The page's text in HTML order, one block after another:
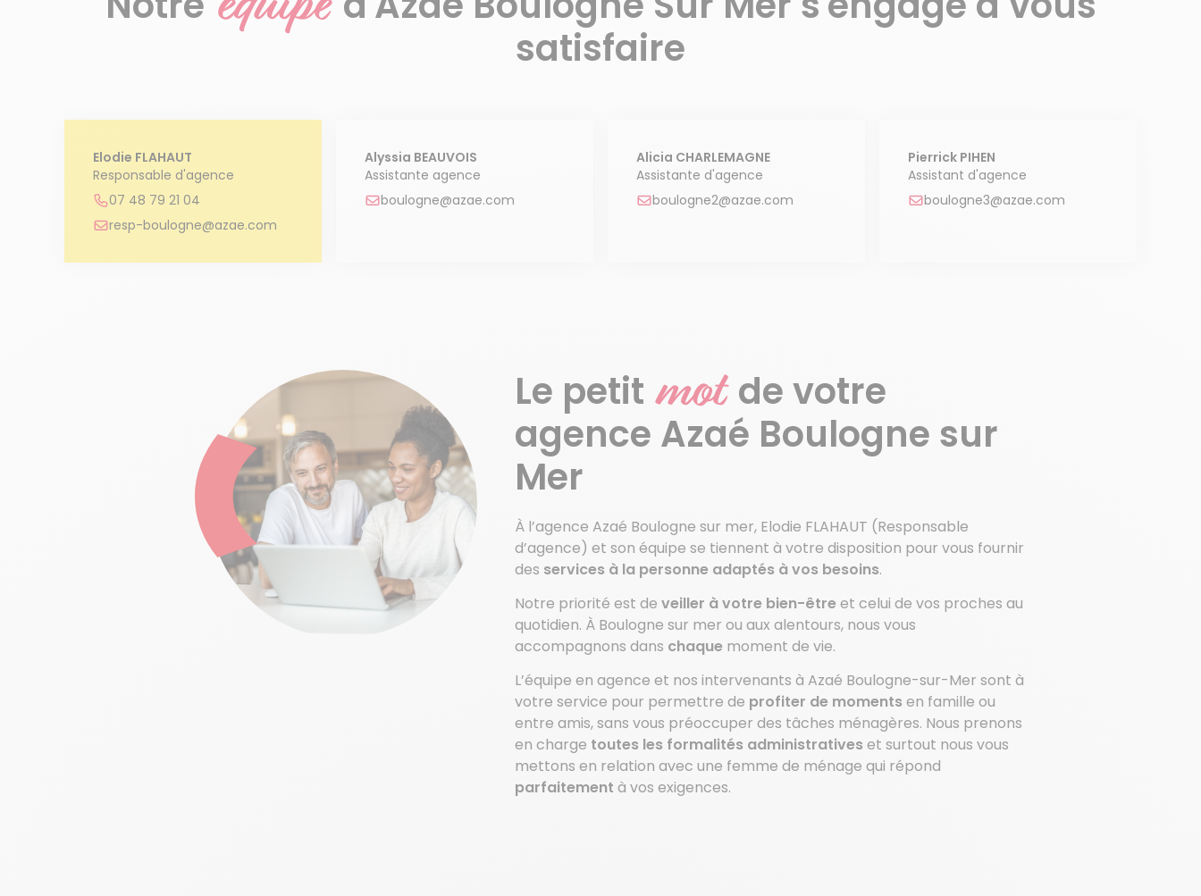
satisfaire
Elodie FLAHAUT
Responsable d'agence
07 48 79 21 04
resp-boulogne@azae.com
Alyssia BEAUVOIS
Assistante agence
boulogne@azae.com
Alicia CHARLEMAGNE
Assistante d'agence
boulogne2@azae.com
Pierrick PIHEN
Assistant d'agence
boulogne3@azae.com
Le petit motde votre
agence Azaé Boulogne sur
Mer
À l’agence Azaé Boulogne sur mer, Elodie FLAHAUT (Responsable
d’agence) et son équipe se tiennent à votre disposition pour vous fournir
des services à la personne adaptés à vos besoins.
Notre priorité est de veiller à votre bien-être et celui de vos proches au
quotidien. À Boulogne sur mer ou aux alentours, nous vous
accompagnons dans chaque moment de vie.
L’équipe en agence et nos intervenants à Azaé Boulogne-sur-Mer sont à
votre service pour permettre de profiter de moments en famille ou
entre amis, sans vous préoccuper des tâches ménagères. Nous prenons
en charge toutes les formalités administratives et surtout nous vous
mettons en relation avec une femme de ménage qui répond
parfaitement à vos exigences.